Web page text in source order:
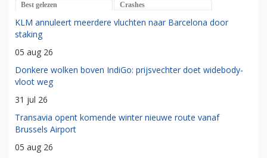
Best gelezen Crashes
KLM annuleert meerdere vluchten naar Barcelona door
staking
05 aug 26
Donkere wolken boven IndiGo: prijsvechter doet widebody-
vloot weg
31 jul 26
Transavia opent komende winter nieuwe route vanaf
Brussels Airport
05 aug 26